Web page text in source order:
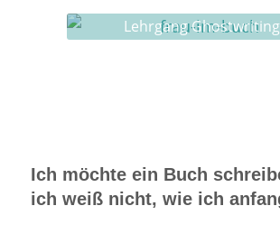
Lehrgang Ghostwriting
Ich möchte ein Buch
ich weiß nicht, wie ich